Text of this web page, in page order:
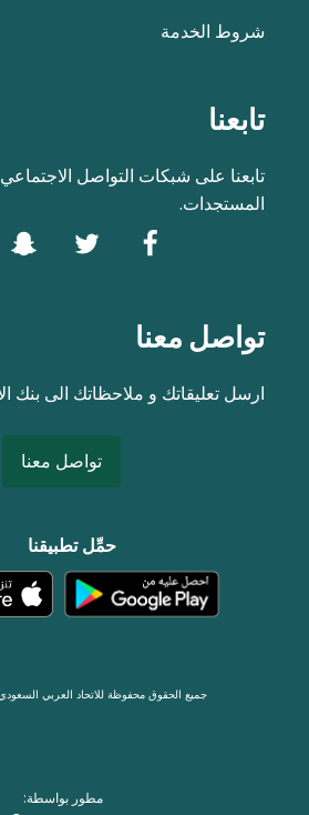
شروط الخدمة
تابعنا
تابعنا على شبكات التواصل
المستجدات.
تواصل معنا
ارسل تعليقاتك و ملاحظاتك الى بنك
تواصل معنا
حمِّل تطبيقنا
جميع الحقوق محفوظة للاتحاد العربي السعودي
مطور بواسطة: